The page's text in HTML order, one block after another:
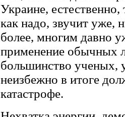
Украине,
как надо, звучит уже,
более, многим давно
применение обычных
большинство ученых,
неизбежно в итоге
катастрофе.